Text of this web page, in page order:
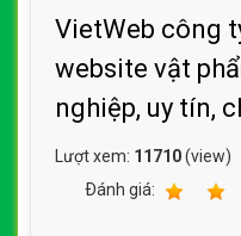
VietWeb công
website vật
nghiệp, uy tín,
Lượt xem: 11710(view)
Ðánh giá: